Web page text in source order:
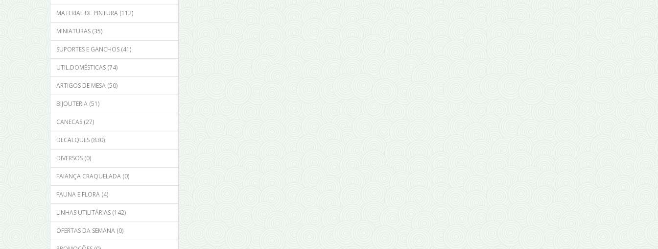
MATERIAL DE PINTURA (112)
MINIATURAS (35)
SUPORTES E GANCHOS (41)
UTIL.DOMÉSTICAS (74)
ARTIGOS DE MESA (50)
BIJOUTERIA (51)
CANECAS (27)
DECALQUES (830)
DIVERSOS (0)
FAIANÇA CRAQUELADA (0)
FAUNA E FLORA (4)
LINHAS UTILITÁRIAS (142)
OFERTAS DA SEMANA (0)